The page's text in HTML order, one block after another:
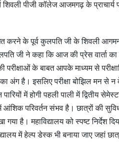
शिवली पीजी कॉलेज आजमगढ़ के
करने के पूर्व कुलपति जी के शिवली
जी ने कहा कि आज की प्रेस वार्ता
परीक्षाओं के बाबत आपके माध्यम से
अंग है। इसलिए परीक्षा बोझिल मन से
में होगी पहली पाली में द्वितीय
आंशिक परिवर्तन संभव है। छात्रों की
गया है। महाविद्यालय को स्पष्ट निर्देश
में हेल्प डेस्क भी बनाया जाए जहां